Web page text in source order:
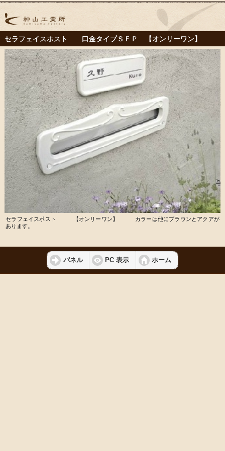
セラフェイスポスト 口金タイプＳＦＰ 【オンリーワン】
セラフェイスポスト 【オンリーワン】 カラーは他にブラウンとアクアが
あります。
パネル PC 表示 ホーム